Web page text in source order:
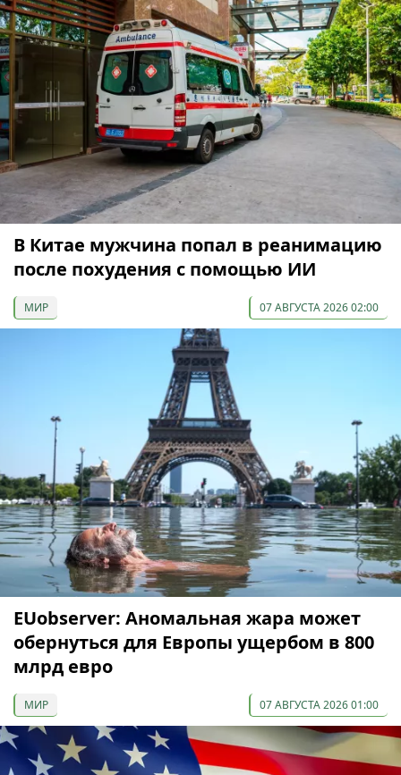
В Китае мужчина попал в реанимацию
после похудения с помощью ИИ
МИР 07 АВГУСТА 2026 02:00
EUobserver: Аномальная жара может
обернуться для Европы ущербом в 800
млрд евро
МИР 07 АВГУСТА 2026 01:00